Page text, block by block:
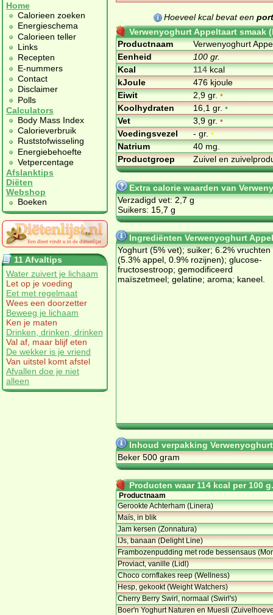
Home
Calorieen zoeken
Energieschema
Calorieen teller
Links
Recepten
E-nummers
Contact
Disclaimer
Polls
Calculators
Body Mass Index
Calorieverbruik
Ruststofwisseling
Energiebehoefte
Vetpercentage
Afslanktips
Diëten
Webshop
Boeken
11 Afvaltips
Water zuivert je lichaam
Let op je voeding
Eet met regelmaat
Wees een doorzetter
Beweeg je lichaam
Ken je maten
Drinken, drinken, drinken
Val af, maar blijf eten
De wekker is je vriend
Van uitstel komt afstel
Afvallen doe je niet
alleen
Hoeveel kcal bevat een
Verwenyoghurt Appeltaart smaak
Productnaam
Verwenyoghurt
Eenheid
100 gr.
Kcal
114kcal
kJoule
476 kjoule
Eiwit
2,9 gr.•
Koolhydraten
16,1 gr.•
Vet
3,9 gr.•
Voedingsvezel
- gr.•
Natrium
40 mg.
Productgroep
Zuivel en
Extra calorie waarden van
Verzadigd vet: 2,7 g
Suikers: 15,7 g
Ingrediënten Verwenyoghurt
Yoghurt (5% vet); suiker; 6.2% vruchten
(5.3% appel, 0.9% rozijnen); glucose-
fructosestroop; gemodificeerd
maïszetmeel; gelatine; aroma; kaneel.
Inhoud verpakking
Beker 500 gram
Producten waar 114 kcal per 100
Productnaam
Gerookte Achterham (Linera)
Maïs, in blik
Jam kersen (Zonnatura)
IJs, banaan (Delight Line)
Frambozenpudding met rode bessensaus
Proviact, vanille (Lidl)
Choco cornflakes reep (Wellness)
Hesp, gekookt (Weight Watchers)
Cherry Berry Swirl, normaal (Swirl's)
Boer'n Yoghurt Naturen en Muesli